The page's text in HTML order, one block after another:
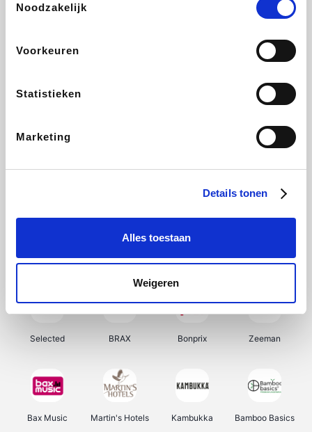
Noodzakelijk
Voorkeuren
Statistieken
Marketing
Details tonen
Alles toestaan
Weigeren
Lufthansa
CheapTickets.be DeubaXXL
Samsung My Jewellery Delonghi Tennis Point
Selected BRAX Bonprix Zeeman
Bax Music Martin's Hotels Kambukka Bamboo Basics